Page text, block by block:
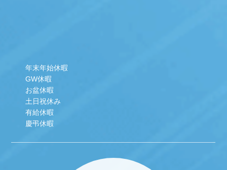
年末年始休暇
GW休暇
お盆休暇
土日祝休み
有給休暇
慶弔休暇